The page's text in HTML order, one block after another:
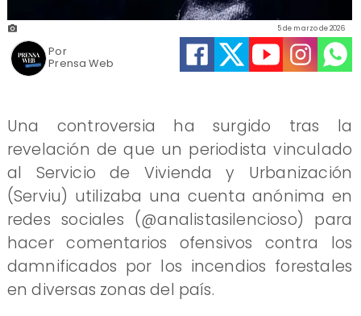
Prensa Web
5 de marzo de 2026
Por
Una controversia ha surgido tras la
revelación de que un periodista vinculado
al Servicio de Vivienda y Urbanización
(Serviu) utilizaba una cuenta anónima en
redes sociales (@analistasilencioso) para
hacer comentarios ofensivos contra los
damnificados por los incendios forestales
en diversas zonas del país.